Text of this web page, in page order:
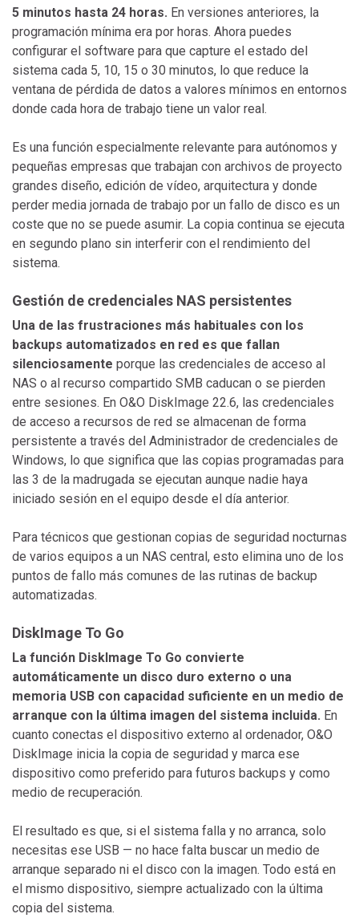
5 minutos hasta 24 horas. En versiones anteriores, la
programación mínima era por horas. Ahora puedes
configurar el software para que capture el estado del
sistema cada 5, 10, 15 o 30 minutos, lo que reduce la
ventana de pérdida de datos a valores mínimos en entornos
donde cada hora de trabajo tiene un valor real.
Es una función especialmente relevante para autónomos y
pequeñas empresas que trabajan con archivos de proyecto
grandes diseño, edición de vídeo, arquitectura y donde
perder media jornada de trabajo por un fallo de disco es un
coste que no se puede asumir. La copia continua se ejecuta
en segundo plano sin interferir con el rendimiento del
sistema.
Gestión de credenciales NAS persistentes
Una de las frustraciones más habituales con los
backups automatizados en red es que fallan
silenciosamente porque las credenciales de acceso al
NAS o al recurso compartido SMB caducan o se pierden
entre sesiones. En O&O DiskImage 22.6, las credenciales
de acceso a recursos de red se almacenan de forma
persistente a través del Administrador de credenciales de
Windows, lo que significa que las copias programadas para
las 3 de la madrugada se ejecutan aunque nadie haya
iniciado sesión en el equipo desde el día anterior.
Para técnicos que gestionan copias de seguridad nocturnas
de varios equipos a un NAS central, esto elimina uno de los
puntos de fallo más comunes de las rutinas de backup
automatizadas.
DiskImage To Go
La función DiskImage To Go convierte
automáticamente un disco duro externo o una
memoria USB con capacidad suficiente en un medio de
arranque con la última imagen del sistema incluida. En
cuanto conectas el dispositivo externo al ordenador, O&O
DiskImage inicia la copia de seguridad y marca ese
dispositivo como preferido para futuros backups y como
medio de recuperación.
El resultado es que, si el sistema falla y no arranca, solo
necesitas ese USB — no hace falta buscar un medio de
arranque separado ni el disco con la imagen. Todo está en
el mismo dispositivo, siempre actualizado con la última
copia del sistema.